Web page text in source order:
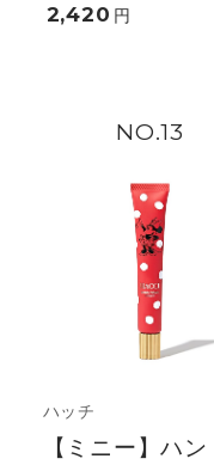
2,420 円
13
ハッチ
【ミニー】ハン